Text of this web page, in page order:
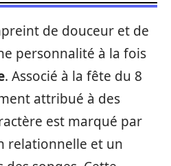
de douceur et de
personnalité à la fois
. Associé à la fête du 8
attribué à des
est marqué par
relationnelle et un